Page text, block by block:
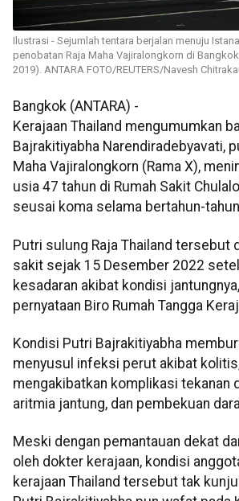
Ilustrasi - Sejumlah tentara berjalan menuju
penobatan Raja Maha Vajiralongkorn di
2019). ANTARA FOTO/REUTERS/Navesh
Bangkok (ANTARA) -
Kerajaan Thailand mengumumkan
Bajrakitiyabha Narendiradebyavati,
Maha Vajiralongkorn (Rama X),
usia 47 tahun di Rumah Sakit
seusai koma selama bertahun-
Putri sulung Raja Thailand tersebut
sakit sejak 15 Desember 2022
kesadaran akibat kondisi
pernyataan Biro Rumah Tangga
Kondisi Putri Bajrakitiyabha
menyusul infeksi perut akibat
mengakibatkan komplikasi tekanan
aritmia jantung, dan pembekuan
Meski dengan pemantauan dekat
oleh dokter kerajaan, kondisi
kerajaan Thailand tersebut tak